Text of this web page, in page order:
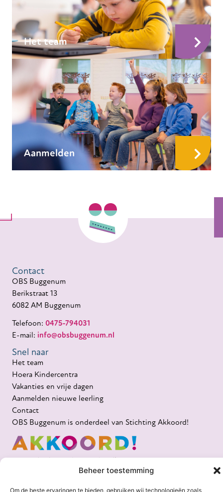
Beheer toestemming
Om de beste ervaringen te bieden, gebruiken wij technologieën zoals
Het team
Aanmelden
Contact
OBS Buggenum
Berikstraat 13
6082 AM Buggenum
Telefoon: 0475-794031
E-mail: info@obsbuggenum.nl
Snel naar
Het team
Hoera Kindercentra
Vakanties en vrije dagen
Aanmelden nieuwe leerling
Contact
OBS Buggenum is onderdeel van Stichting Akkoord!